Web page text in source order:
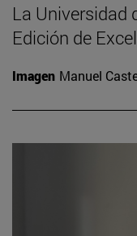
La Universidad
Edición de
Imagen Manuel